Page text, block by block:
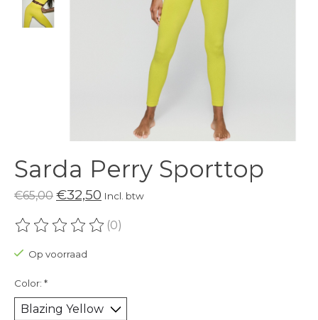
Sarda Perry Sporttop
€65,00 €32,50 Incl. btw
De beoordeling van dit product is
(0)
Op voorraad
Color: *